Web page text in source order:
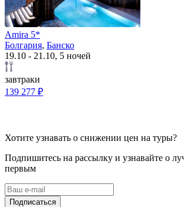
Amira 5*
Болгария, Банско
19.10 - 21.10, 5 ночей
завтраки
139 277 ₽
Хотите узнавать о снижении цен на туры?
Подпишитесь на рассылку и узнавайте о
первым
Подписаться